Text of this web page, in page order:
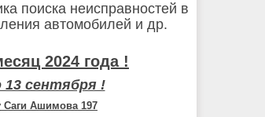
поиска неисправностей в
автомобилей и др.
2024 года !
сентября !
Саги Ашимова 197